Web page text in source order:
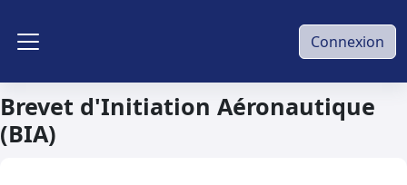
Connexion
Brevet d'Initiation Aéronautique
(BIA)